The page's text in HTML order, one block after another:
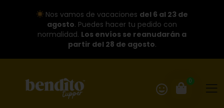
Nos vamos de vacaciones del 6 al 23 de
agosto. Puedes hacer tu pedido con
normalidad. Los envíos se reanudarán a
partir del 28 de agosto.
0